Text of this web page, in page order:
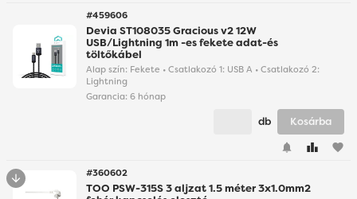
#459606
Devia ST108035 Gracious v2 12W
USB/Lightning 1m -es fekete adat-és
töltőkábel
Alap szín: Fekete • Csatlakozó 1: USB A • Csatlakozó 2:
Lightning
Garancia: 6 hónap
favorite
db Kosárba
#360602
TOO PSW-315S 3 aljzat 1.5 méter 3x1.0mm2